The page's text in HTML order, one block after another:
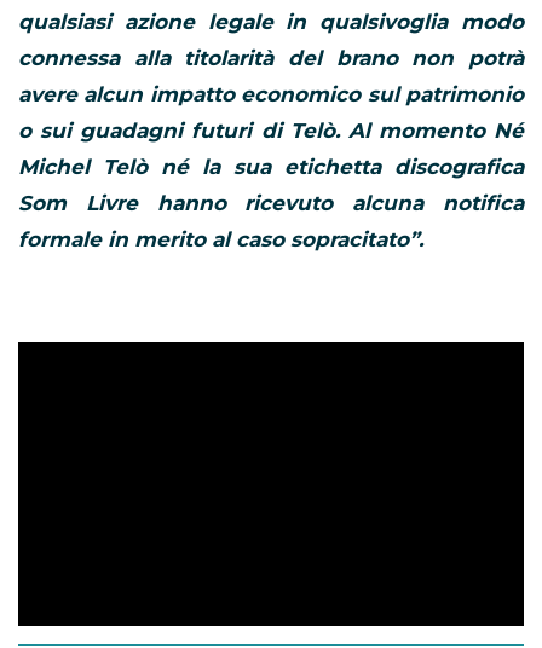
qualsiasi azione legale in qualsivoglia modo
connessa alla titolarità del brano non potrà
avere alcun impatto economico sul patrimonio
o sui guadagni futuri di Telò. Al momento Né
Michel Telò né la sua etichetta discografica
Som Livre hanno ricevuto alcuna notifica
formale in merito al caso sopracitato”.